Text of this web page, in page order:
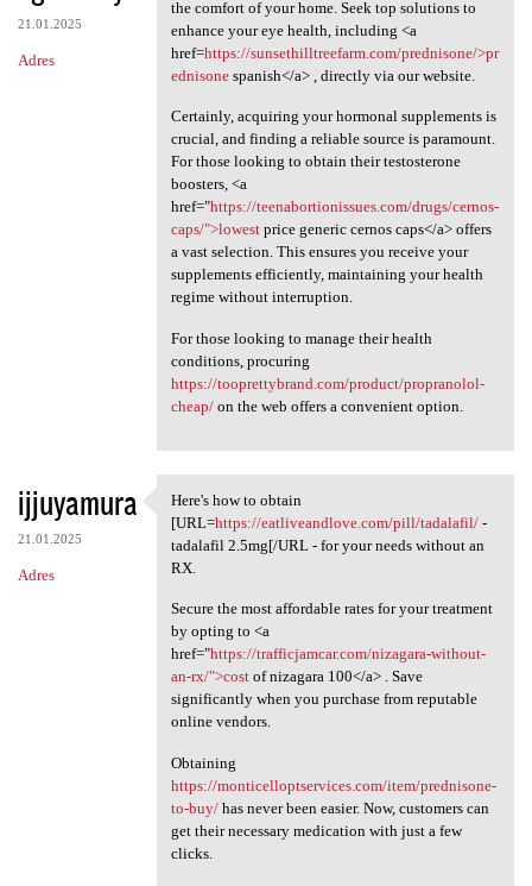
21.01.2025
Adres
the comfort of your home. Seek top solutions to
enhance your eye health, including <a
href=https://sunsethilltreefarm.com/prednisone/>pr
ednisonespanish</a> , directly via our website.
Certainly, acquiring your hormonal supplements is
crucial, and finding a reliable source is paramount.
For those looking to obtain their testosterone
boosters, <a
href="https://teenabortionissues.com/drugs/cernos-
caps/">lowestprice generic cernos caps</a> offers
a vast selection. This ensures you receive your
supplements efficiently, maintaining your health
regime without interruption.
For those looking to manage their health
conditions, procuring
https://tooprettybrand.com/product/propranolol-
cheap/on the web offers a convenient option.
ijjuyamura
21.01.2025
Adres
Here's how to obtain [URL
Here's how to obtain
[URL=https://eatliveandlove.com/pill/tadalafil/-
tadalafil 2.5mg[/URL - for your needs without an
RX.
Secure the most affordable rates for your treatment
by opting to <a
href="https://trafficjamcar.com/nizagara-without-
an-rx/">costof nizagara 100</a> . Save
significantly when you purchase from reputable
online vendors.
Obtaining
https://monticelloptservices.com/item/prednisone-
to-buy/has never been easier. Now, customers can
get their necessary medication with just a few
clicks.